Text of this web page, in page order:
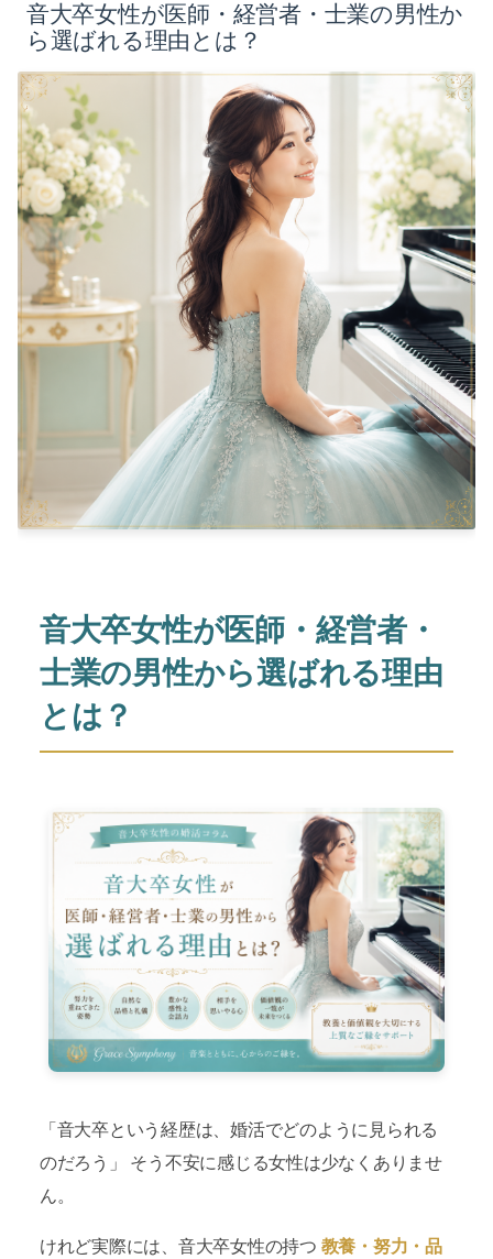
2026-04（3）
2024-01（1）
2023-01（4）
2022-12（1）
音大卒女性が医師・経営者・士業の男性か
ら選ばれる理由とは？
音大卒女性が医師・経営者・
士業の男性から選ばれる理由
とは？
「音大卒という経歴は、婚活でどのように見られる
のだろう」 そう不安に感じる女性は少なくありませ
ん。
けれど実際には、音大卒女性の持つ 教養・努力・品